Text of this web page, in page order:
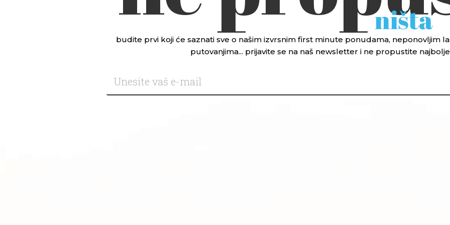
ništa
budite prvi koji će saznati sve o našim izvrsnim first minute ponudama, neponovljim
putovanjima... prijavite se na naš newsletter i ne propustite